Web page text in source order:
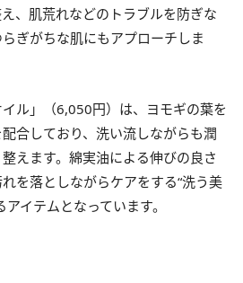
、肌荒れなどのトラブルを防ぎな
ぎがちな肌にもアプローチしま
イル」（6,050円）は、ヨモギの葉を
合しており、洗い流しながらも潤
えます。綿実油による伸びの良さ
を落としながらケアをする“洗う美
イテムとなっています。